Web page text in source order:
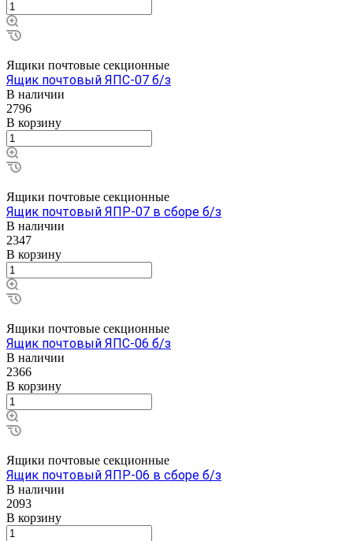
Ящики почтовые секционные
Ящик почтовый ЯПС-07 б/з
В наличии
2796
В корзину
Ящики почтовые секционные
Ящик почтовый ЯПР-07 в сборе б/з
В наличии
2347
В корзину
Ящики почтовые секционные
Ящик почтовый ЯПС-06 б/з
В наличии
2366
В корзину
Ящики почтовые секционные
Ящик почтовый ЯПР-06 в сборе б/з
В наличии
2093
В корзину